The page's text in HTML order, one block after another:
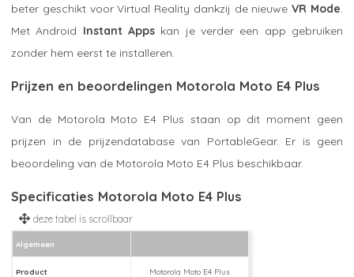
beter geschikt voor Virtual Reality dankzij de nieuweVR Mode
Met Android Instant Apps kan je verder een app gebruiken
zonder hem eerst te installeren.
Prijzen en beoordelingen Motorola Moto E4 Plus
Van de Motorola Moto E4 Plus staan op dit moment geen
prijzen in de prijzendatabase van PortableGear. Er is geen
beoordeling van de Motorola Moto E4 Plus beschikbaar.
Specificaties Motorola Moto E4 Plus
Algemeen
Product Motorola Moto E4 Plus